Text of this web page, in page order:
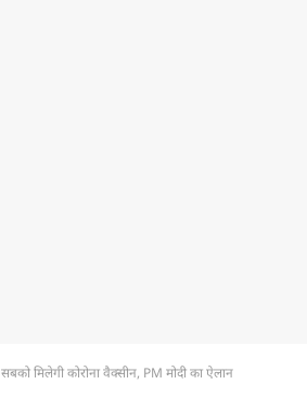
सबको मिलेगी कोरोना वैक्सीन, PM मोदी का ऐलान